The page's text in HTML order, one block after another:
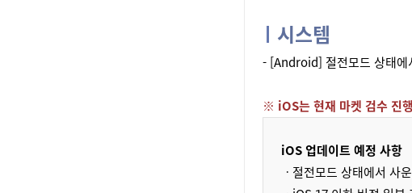
시스템
- [Android] 절전모드 상태에
※ iOS는 현재 마켓 검수 진
iOS 업데이트 예정 사항
ㆍ절전모드 상태에서 사